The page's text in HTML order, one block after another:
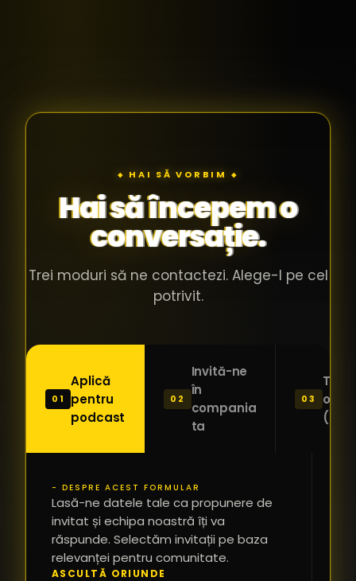
◆ HAI SĂ VORBIM ◆
Hai să începem o
conversație.
Trei moduri să ne contactezi. Alege-l pe cel
potrivit.
01
Aplică
pentru
podcast
02
Invită-ne
în
compania
ta
03
o
- DESPRE ACEST FORMULAR
Lasă-ne datele tale ca propunere de
invitat și echipa noastră îți va
răspunde. Selectăm invitații pe baza
relevanței pentru comunitate.
ASCULTĂ ORIUNDE